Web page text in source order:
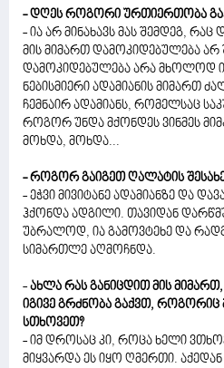
- დღეს როგორი ურთიერთობა
- ია არ მინახავს მას შემდეგ,
მის მიმართ დამოკიდებულება
დამოკიდებულება არა მხოლოდ
ნებისმიერი ადამიანის მიმართ
ჩემნაირ ადამიანს, რომელსაც
როგორ უნდა მქონდეს ვინმეს
მოხდა, მოხდა...
- როგორ გაიგეთ ღალატის
- ეჭვი მივიტანე ადამიანზე და
ჰქონდა ადგილი. თავიდან
უბრალოდ, ია გამოვტეხე და
სიმართლე აღმოჩნდა.
-ახლა რას განიცდით მის
იგივე გრძნობა გაქვთ, როგორიც
სთხოვეთ?
- იმ დროსაც კი, როცა ხელი
მიყვარდა ეს იყო ღმერთი.